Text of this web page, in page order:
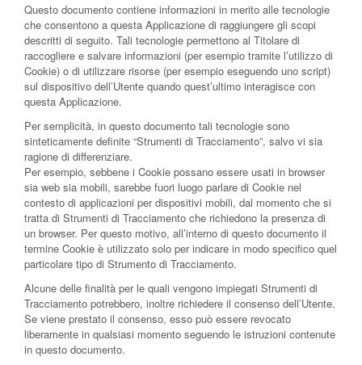
Questo documento contiene informazioni in merito alle tecnologie
che consentono a questa Applicazione di raggiungere gli scopi
descritti di seguito. Tali tecnologie permettono al Titolare di
raccogliere e salvare informazioni (per esempio tramite l’utilizzo di
Cookie) o di utilizzare risorse (per esempio eseguendo uno script)
sul dispositivo dell’Utente quando quest’ultimo interagisce con
questa Applicazione.
Per semplicità, in questo documento tali tecnologie sono
sinteticamente definite “Strumenti di Tracciamento”, salvo vi sia
ragione di differenziare.
Per esempio, sebbene i Cookie possano essere usati in browser
sia web sia mobili, sarebbe fuori luogo parlare di Cookie nel
contesto di applicazioni per dispositivi mobili, dal momento che si
tratta di Strumenti di Tracciamento che richiedono la presenza di
un browser. Per questo motivo, all’interno di questo documento il
termine Cookie è utilizzato solo per indicare in modo specifico quel
particolare tipo di Strumento di Tracciamento.
Alcune delle finalità per le quali vengono impiegati Strumenti di
Tracciamento potrebbero, inoltre richiedere il consenso dell’Utente.
Se viene prestato il consenso, esso può essere revocato
liberamente in qualsiasi momento seguendo le istruzioni contenute
in questo documento.